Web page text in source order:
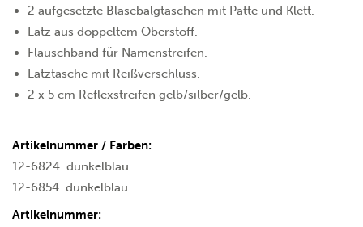
2 aufgesetzte Blasebalgtaschen mit Patte und Klett.
Latz aus doppeltem Oberstoff.
Flauschband für Namenstreifen.
Latztasche mit Reißverschluss.
2 x 5 cm Reflexstreifen gelb/silber/gelb.
Artikelnummer / Farben:
12-6824 dunkelblau
12-6854 dunkelblau
Artikelnummer: